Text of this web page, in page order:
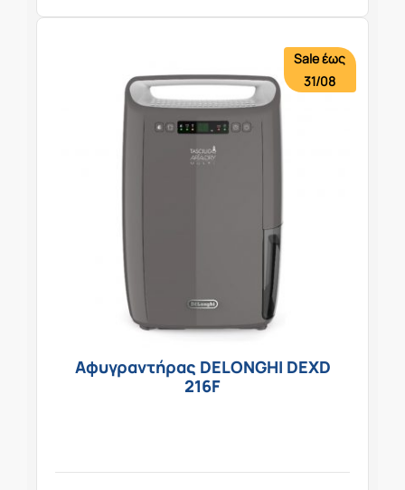
Sale έως
31/08
Αφυγραντήρας DELONGHI DEXD
216F